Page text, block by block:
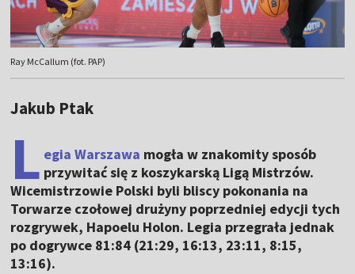
Ray McCallum (fot. PAP)
Jakub Ptak
L egia Warszawa mogła w znakomity sposób
przywitać się z koszykarską Ligą Mistrzów.
Wicemistrzowie Polski byli bliscy pokonania na
Torwarze czołowej drużyny poprzedniej edycji tych
rozgrywek, Hapoelu Holon. Legia przegrała jednak
po dogrywce 81:84 (21:29, 16:13, 23:11, 8:15,
13:16).